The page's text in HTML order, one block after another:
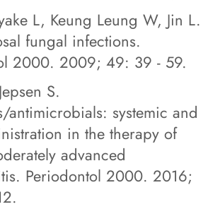
L, Keung Leung W, Jin L.
fungal infections.
2000. 2009; 49: 39 - 59.
S.
antimicrobials: systemic and
in the therapy of
advanced
Periodontol 2000. 2016;